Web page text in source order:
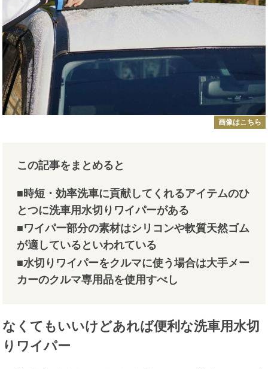
画像はこちら
この記事をまとめると
■時短・効率洗車に貢献してくれるアイテムのひ
とつに洗車用水切りワイパーがある
■ワイパー部分の素材はシリコンや軟質天然ゴム
が適しているといわれている
■水切りワイパーをクルマに使う場合は大手メー
カーのクルマ専用品を使用すべし
なくてもいいけどあれば便利な洗車用水切
りワイパー